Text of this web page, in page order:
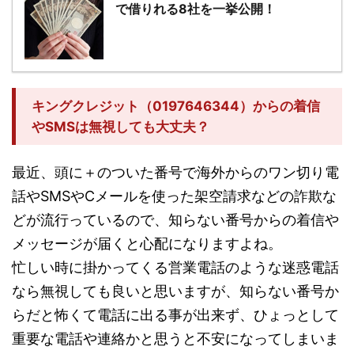
で借りれる8社を一挙公開！
キングクレジット（0197646344）からの着信
やSMSは無視しても大丈夫？
最近、頭に＋のついた番号で海外からのワン切り電
話やSMSやCメールを使った架空請求などの詐欺な
どが流行っているので、知らない番号からの着信や
メッセージが届くと心配になりますよね。
忙しい時に掛かってくる営業電話のような迷惑電話
なら無視しても良いと思いますが、知らない番号か
らだと怖くて電話に出る事が出来ず、ひょっとして
重要な電話や連絡かと思うと不安になってしまいま